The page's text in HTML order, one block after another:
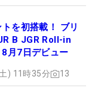
を初搭載！ ブリ
B JGR Roll-in
月7日デビュー
) 11時35分 13